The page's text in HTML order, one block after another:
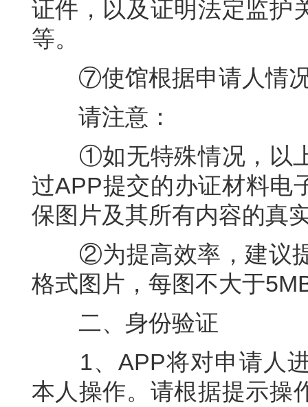
证件，以及证明法定监护
等。
⑦使馆根据申请人情况
请注意：
①如无特殊情况，以上
过APP提交的办证材料电
保图片及其所有内容的真
②为提高效率，建议提
格式图片，每图不大于
二、身份验证
1、APP将对申请人进
本人操作。请根据提示操